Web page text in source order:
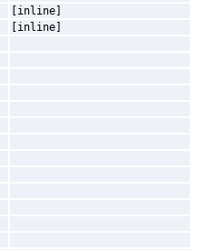
[inline]
[inline]